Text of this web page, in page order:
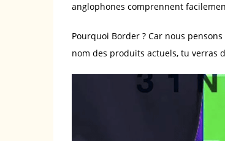
anglophones comprennent
Pourquoi Border ? Car nous
nom des produits actuels, tu verras